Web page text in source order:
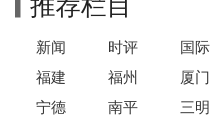
推荐栏目
新闻 时评
国际
福建
福州
厦门
宁德
南平 三明